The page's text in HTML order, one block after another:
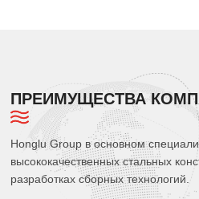
ПРЕИМУЩЕСТВА
Honglu Group в основном
высококачественных стальных
разработках сборных технологий.